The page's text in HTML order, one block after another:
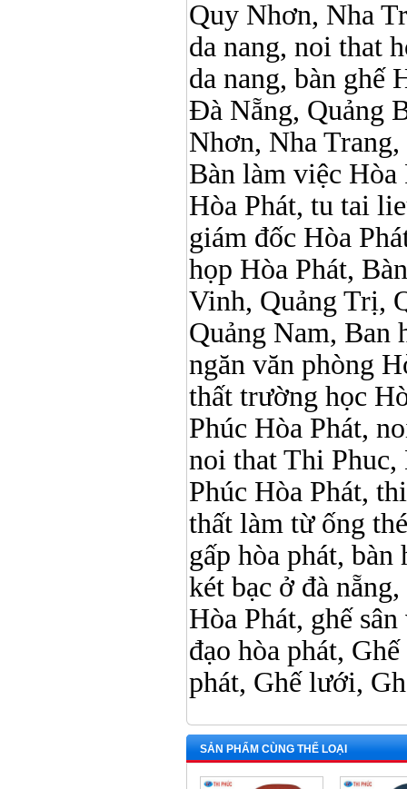
Quy Nhơn, Nha
da nang, noi that
da nang, bàn ghế
Đà Nẵng, Quảng
Nhơn, Nha
Bàn làm việc Hòa
Hòa Phát, tu tai
giám đốc Hòa
họp Hòa Phát,
Vinh, Quảng Trị,
Quảng Nam, Ban
ngăn văn phòng
thất trường học
Phúc Hòa Phát,
noi that Thi
Phúc Hòa Phát,
thất làm từ ống
gấp hòa phát, bàn
két bạc ở đà
Hòa Phát, ghế
đạo hòa phát,
phát, Ghế lưới,
SẢN PHẨM CÙNG THỂ LOẠI